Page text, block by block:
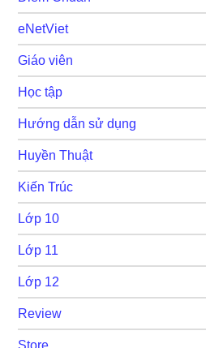
eNetViet
Giáo viên
Học tập
Hướng dẫn sử dụng
Huyền Thuật
Kiến Trúc
Lớp 10
Lớp 11
Lớp 12
Review